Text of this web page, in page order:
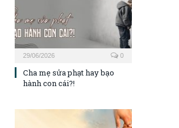
29/06/2026 0
Cha mẹ sửa phạt hay bạo
hành con cái?!